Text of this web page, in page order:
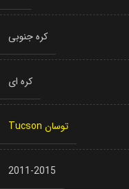
کره جنوبی
کره ای
توسان Tucson
2011-2015